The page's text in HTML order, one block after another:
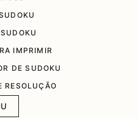
IMPRIMIR
DE SUDOKU
RESOLUÇÃO